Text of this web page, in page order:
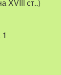
XVIII ст..)